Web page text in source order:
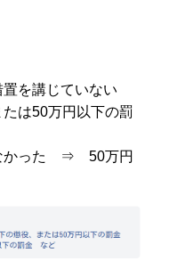
を講じていない
は50万円以下の罰
かった ⇒ 50万円